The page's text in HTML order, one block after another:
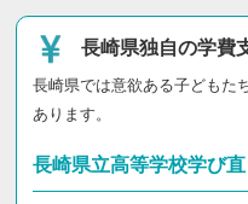
長崎県独自の学費
長崎県では意欲ある子どもた
あります。
長崎県立高等学校学び